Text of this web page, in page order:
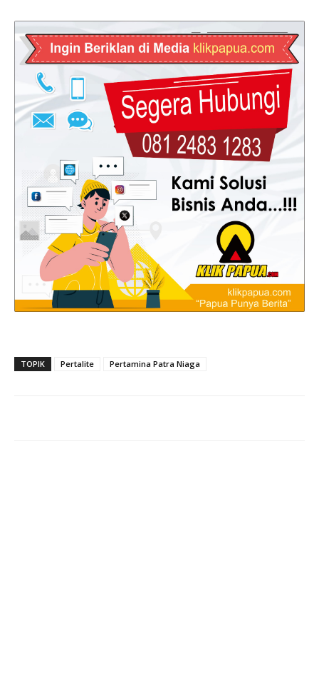
TOPIK Pertalite Pertamina Patra Niaga